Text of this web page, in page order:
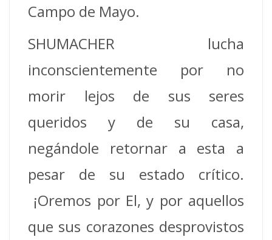
Campo de Mayo.
SHUMACHER lucha
inconscientemente por no
morir lejos de sus seres
queridos y de su casa,
negándole retornar a esta a
pesar de su estado crítico.
¡Oremos por El, y por aquellos
que sus corazones desprovistos